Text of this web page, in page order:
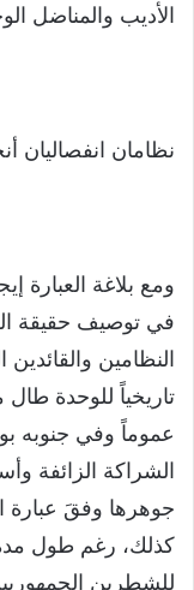
الأديب والمناضل
نظامان انفصاليان
ومع بلاغة العبارة
في توصيف حقيقة
النظامين
تاريخياً للوحدة
عموماً وفي جنوبه
الشراكة الزائفة
جوهرها وفقَ عبارة
كذلك، رغم طول مدة
للشطرين